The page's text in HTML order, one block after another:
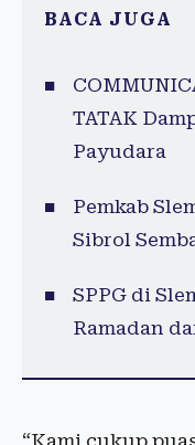
BACA JUGA
TATAK
Payudara
Pemkab
Sibrol
SPPG di
Ramadan